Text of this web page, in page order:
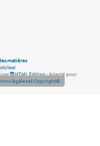
matières
par HTML Edition- Adapté pour
légales et Copyright©